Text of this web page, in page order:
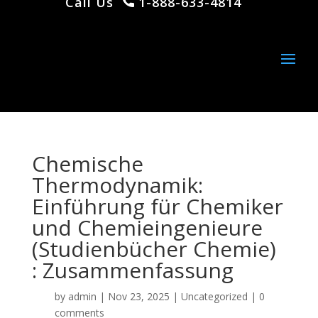
Chemische
Thermodynamik:
Einführung für Chemiker
und Chemieingenieure
(Studienbücher Chemie)
: Zusammenfassung
by admin | Nov 23, 2025 | Uncategorized | 0
comments